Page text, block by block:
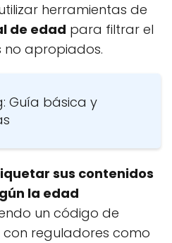
herramientas de
de edad para filtrar el
apropiados.
Guía básica y
sus contenidos
la edad
un código de
reguladores como